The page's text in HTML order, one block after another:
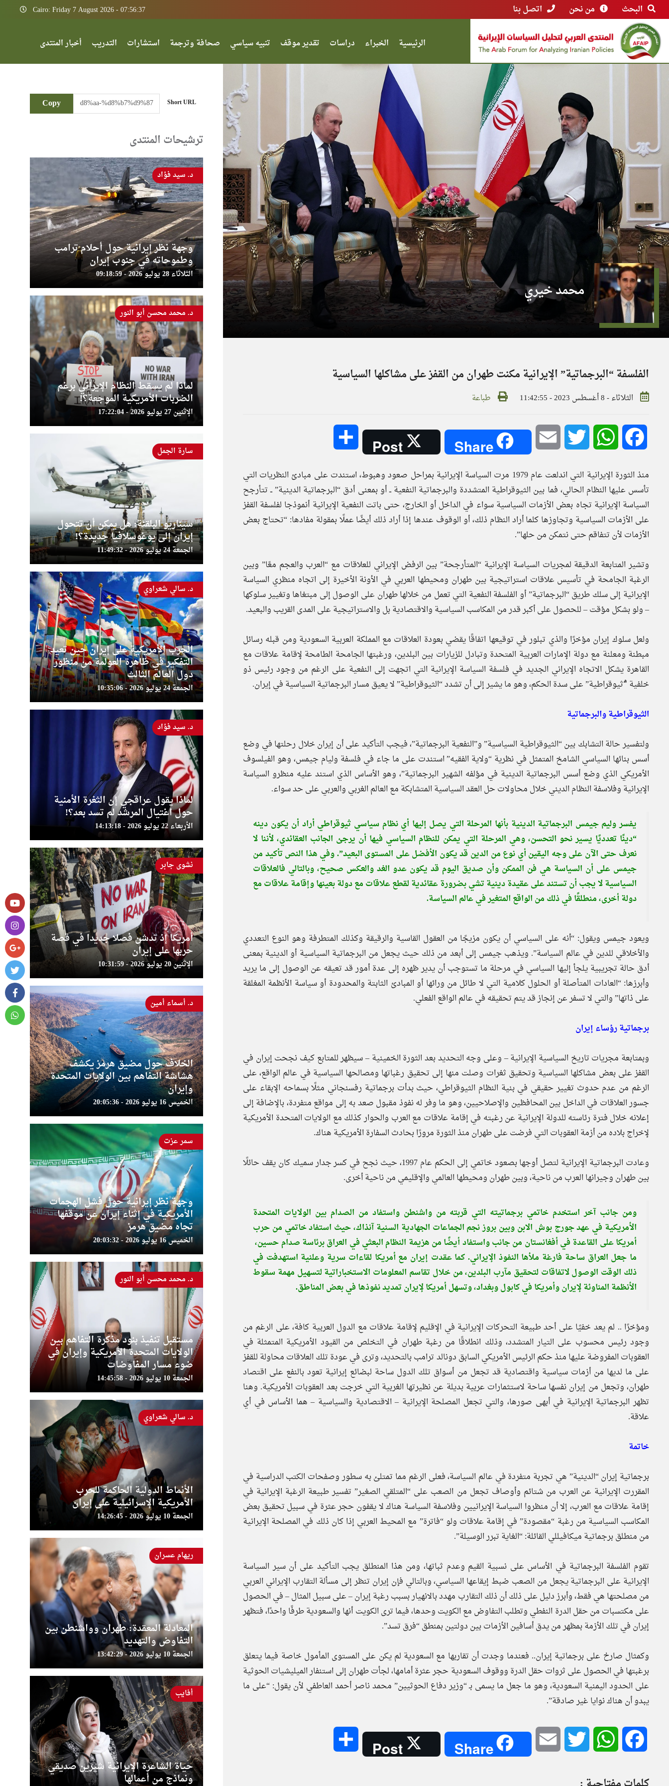
البحث من نحن اتصل بنا Cairo: Friday 7 August 2026 - 07:56:37
الرئيسية الخبراء دراسات تقدير موقف تنبيه سياسي صحافة وترجمة استشارات التدريب أخبار المنتدى
محمد خيري
الفلسفة “البرجماتية” الإيرانية مكنت طهران من القفز على مشاكلها السياسية
الثلاثاء - 8 أغسطس 2023 - 11:42:55 طباعة
Facebook
WhatsApp
Twitter
Email
Share
Post
منذ الثورة الإيرانية التي اندلعت عام 1979 مرت السياسة الإيرانية بمراحل صعود وهبوط، استندت على مبادئ النظريات التي
تأسس عليها النظام الحالي، فما بين الثيوقراطية المتشددة والبرجماتية النفعية ــ أو بمعنى أدق “البرجماتية الدينية” ــ تتأرجح
السياسة الإيرانية تجاه بعض الأزمات السياسية سواء في الداخل أو الخارج، حتى باتت النفعية الإيرانية أنموذجا لفلسفة القفز
على الأزمات السياسية وتجاوزها كلما أراد النظام ذلك، أو الوقوف عندها إذا أراد ذلك أيضًا عملًا بمقولة مفادها: “تحتاج بعض
الأزمات لأن تتفاقم حتى نتمكن من حلها”.
وتشير المتابعة الدقيقة لمجريات السياسة الإيرانية “المتأرجحة” بين الرفض الإيراني للعلاقات مع “العرب والعجم معًا” وبين
الرغبة الجامحة في تأسيس علاقات استراتيجية بين طهران ومحيطها العربي في الأونة الأخيرة إلى اتجاه منظري السياسة
الإيرانية إلى سلك طريق “البرجماتية” أو الفلسفة النفعية التي تعمل من خلالها طهران على الوصول إلى مبتغاها وتغيير سلوكها
– ولو بشكل مؤقت – للحصول على أكبر قدر من المكاسب السياسية والاقتصادية بل والاستراتيجية على المدى القريب والبعيد.
ولعل سلوك إيران مؤخرًا والذي تبلور في توقيعها اتفاقًا يقضي بعودة العلاقات مع المملكة العربية السعودية ومن قبله رسائل
مبطنة ومعلنة مع دولة الإمارات العربية المتحدة وتبادل للزيارات بين البلدين، ورغبتها الجامحة الطامحة لإقامة علاقات مع
القاهرة يشكل الاتجاه الإيراني الجديد في فلسفة السياسة الإيرانية التي اتجهت إلى النفعية على الرغم من وجود رئيس ذو
خلفية “ُثيوقراطية” على سدة الحكم، وهو ما يشير إلى أن تشدد “الثيوقراطية” لا يعيق مسار البرجماتية السياسية في إيران.
الثيوقراطية والبرجماتية
ولتفسير حالة التشابك بين “الثيوقراطية السياسية” و”النفعية البرجماتية”، فيجب التأكيد على أن إيران خلال رحلتها في وضع
أسس بنائها السياسي الشامخ المتمثل في نظرية “ولاية الفقيه” استندت على ما جاء في فلسفة وليام جيمس، وهو الفيلسوف
الأمريكي الذي وضع أسس البرجماتية الدينية في مؤلفه الشهير البرجماتية”، وهو الأساس الذي استند عليه منظرو السياسة
الإيرانية وفلاسفة النظام الديني خلال محاولات حل العقد السياسية المتشابكة مع العالم الغربي والعربي على حد سواء.
يفسر وليم جيمس البرجماتية الدينية بأنها المرحلة التي يصل إليها أي نظام سياسي ثيوقراطي أراد أن يكون دينه
“دينًا تعدديًا يسير نحو التحسن، وهي المرحلة التي يمكن للنظام السياسي فيها أن يرجئ الجانب العقائدي، لأننا لا
نعرف حتى الآن على وجه اليقين أي نوع من الدين قد يكون الأفضل على المستوى البعيد”. وفي هذا النص تأكيد من
جيمس على أن السياسة هي فن الممكن وأن صديق اليوم قد يكون عدو الغد والعكس صحيح، وبالتالي فالعلاقات
السياسية لا يجب أن تستند على عقيدة دينية تشي بضرورة عقائدية لقطع علاقات مع دولة بعينها وإقامة علاقات مع
دولة أخرى، منطلقًا في ذلك من الواقع المتغير في عالم السياسة.
ويعود جيمس ويقول: “أنه على السياسي أن يكون مزيجًا من العقول القاسية والرقيقة وكذلك المتطرفة وهو النوع التعددي
والأخلاقي للدين في عالم السياسة”. ويذهب جيمس إلى أبعد من ذلك حيث يجعل من البرجماتية السياسية أو الدينية بمعنى
أدق حالة تجريبية يلجأ إليها السياسي في مرحلة ما تستوجب أن يدير ظهره إلى عدة أمور قد تعيقه عن الوصول إلى ما يريد
وأبرزها: “العادات المتأصلة أو الحلول كلامية التي لا طائل من ورائها أو المبادئ الثابتة والمحدودة أو سياسة الأنظمة المغلقة
على ذاتها” والتي لا تسفر عن إنجاز قد يتم تحقيقه في عالم الواقع الفعلي.
برجماتية رؤساء إيران
وبمتابعة مجريات تاريخ السياسية الإيرانية – وعلى وجه التحديد بعد الثورة الخمينية – سيظهر للمتابع كيف نجحت إيران في
القفز على بعض مشاكلها السياسية وتحقيق ثغرات وصلت منها إلى تحقيق رغباتها ومصالحها السياسية في عالم الواقع، على
الرغم من عدم حدوث تغيير حقيقي في بنية النظام الثيوقراطي، حيث بدأت برجماتية رفسنجاني مثلًا بسماحه الإبقاء على
جسور العلاقات في الداخل بين المحافظين والإصلاحيين، وهو ما وفر له نفوذ مقبول صعد به إلى مواقع متفردة، بالإضافة إلى
إعلانه خلال فترة رئاسته للدولة الإيرانية عن رغبته في إقامة علاقات مع العرب والحوار كذلك مع الولايات المتحدة الأمريكية
لإخراج بلاده من أزمة العقوبات التي فرضت على طهران منذ الثورة مرورًا بحادث السفارة الأمريكية هناك.
وعادت البرجماتية الإيرانية لتصل أوجها بصعود خاتمي إلى الحكم عام 1997، حيث نجح في كسر جدار سميك كان يقف حائلًا
بين طهران وجيرانها العرب من ناحية، وبين طهران ومحيطها العالمي والإقليمي من ناحية أخرى.
ومن جانب آخر استخدم خاتمي برجماتيته التي قربته من واشنطن واستفاد من الصدام بين الولايات المتحدة
الأمريكية في عهد جورج بوش الابن وبين بروز نجم الجماعات الجهادية السنية آنذاك، حيث استفاد خاتمي من حرب
أمريكا على القاعدة في أفغانستان من جانب واستفاد أيضًا من هزيمة النظام البعثي في العراق برئاسة صدام حسين،
ما جعل العراق ساحة فارغة ملأها النفوذ الإيراني. كما عقدت إيران مع أمريكا لقاءات سرية وعلنية استهدفت في
ذلك الوقت الوصول لاتفاقات لتحقيق مآرب البلدين، من خلال تقاسم المعلومات الاستخباراتية لتسهيل مهمة سقوط
الأنظمة المناوئة لإيران وأمريكا في كابول وبغداد، وتسهل أمريكا لإيران تمديد نفوذها في بعض المناطق.
ومؤخرًا .. لم يعد خفيًا على أحد طبيعة التحركات الإيرانية في الإقليم لإقامة علاقات مع الدول العربية كافة، على الرغم من
وجود رئيس محسوب على التيار المتشدد، وذلك انطلاقًا من رغبة طهران في التخلص من القيود الأمريكية المتمثلة في
العقوبات المفروضة عليها منذ حكم الرئيس الأمريكي السابق دونالد ترامب بالتحديد، وترى في عودة تلك العلاقات محاولة للقفز
على ما لديها من أزمات سياسية واقتصادية قد تجعل من أسواق تلك الدول ساحة لبضائع إيرانية تعود بالنفع على اقتصاد
طهران، وتجعل من إيران نفسها ساحة لاستثمارات عربية بديلة عن نظيرتها الغربية التي خرجت بعد العقوبات الأمريكية. وهنا
تظهر البرجماتية الإيرانية في أبهى صورها، والتي تجعل المصلحة الإيرانية – الاقتصادية والسياسية – هما الأساس في أي
علاقة.
خاتمة
برجماتية إيران “الدينية” هي تجربة متفردة في عالم السياسة، فعلى الرغم مما تمتلئ به سطور وصفحات الكتب الدراسية في
المقررت الإيرانية عن العرب من شتائم وأوصاف تجعل من الصعب على “المتلقي الصغير” تفسير طبيعة الرغبة الإيرانية في
إقامة علاقات مع العرب، إلا أن منظروا السياسة الإيرانيين وفلاسفة السياسة هناك لا يقفون حجر عثرة في سبيل تحقيق بعض
المكاسب السياسية من رغبة “مقصودة” في إقامة علاقات ولو “فاترة” مع المحيط العربي إذا كان ذلك في المصلحة الإيرانية
من منطلق برجماتية ميكافيللي القائلة: “الغاية تبرر الوسيلة”.
تقوم الفلسفة البرجماتية في الأساس على نسبية القيم وعدم ثباتها، ومن هذا المنطلق يجب التأكيد على أن سير السياسة
الإيرانية على البرجماتية يجعل من الصعب ضبط إيقاعها السياسي، وبالتالي فإن إيران تنظر إلى مسألة التقارب الإيراني العربي
من مصلحتها هي فقط، وأبرز دليل على ذلك أن ذلك التقارب مهدد بالانهيار بسبب رغبة إيران – على سبيل المثال – في الحصول
على مكتسبات من حقل الدرة النفطي وتطلب التفاوض مع الكويت وحدها، فيما ترى الكويت أنها والسعودية طرفًا واحدًا، فتظهر
إيران في تلك الأزمة بمظهر من يدق أسافين الأزمات بين دولتين بمنطق “فرق تسد”.
وكمثال صارخ على برجماتية إيران.. فعندما وجدت أن تقاربها مع السعودية لم يكن على المستوى المأمول خاصة فيما يتعلق
برغبتها في الحصول على ثروات حقل الدرة ووقوف السعودية حجر عثرة أمامها، لجأت طهران إلى استنفار الميليشيات الحوثية
على الحدود اليمنية السعودية، وهو ما جعل ما يسمى بـ “وزير دفاع الحوثيين” محمد ناصر أحمد العاطفي لأن يقول: “على ما
يبدو أن هناك نوايا غير صادقة”.
Facebook
WhatsApp
Twitter
Email
Share
Post
Short URL
Copy
ترشيحات المنتدى
وجهة نظر إيرانية حول أحلام ترامب
وطموحاته في جنوب إيران
الثلاثاء 28 يوليو 2026 - 09:18:59
د. سيد فؤاد
لماذا لم يسقط النظام الإيراني برغم
الضربات الأمريكية الموجعة؟!
الإثنين 27 يوليو 2026 - 17:22:04
د. محمد محسن أبو النور
سيناريو البلقنة: هل يمكن أن تتحول
إيران إلى يوغوسلافيا جديدة؟!
الجمعة 24 يوليو 2026 - 11:49:32
سارة الجمل
الحرب الأمريكية على إيران حين تعيد
التفكير في ظاهرة العولمة من منظور
دول العالم الثالث
الجمعة 24 يوليو 2026 - 10:35:06
د. سالي شعراوي
لماذا يقول عراقجي إن الثغرة الأمنية
حول اغتيال المرشد لم تسد بعد؟!
الأربعاء 22 يوليو 2026 - 14:13:18
د. سيد فؤاد
أمريكا إذ تدشن فصلا جديدا في قصة
حربها على إيران
الإثنين 20 يوليو 2026 - 10:31:59
نشوى جابر
الخلاف حول مضيق هرمز يكشف
هشاشة التفاهم بين الولايات المتحدة
وإيران
الخميس 16 يوليو 2026 - 20:05:36
د. أسماء أمين
وجهة نظر إيرانية حول فشل الهجمات
الأمريكية في إثناء إيران عن موقفها
تجاه مضيق هرمز
الخميس 16 يوليو 2026 - 20:03:32
سمر عزت
مستقبل تنفيذ بنود مذكرة التفاهم بين
الولايات المتحدة الأمريكية وإيران في
ضوء مسار المفاوضات
الجمعة 10 يوليو 2026 - 14:45:58
د. محمد محسن أبو النور
الأنماط الدولية الحاكمة للحرب
الأمريكية الإسرائيلية على إيران
الجمعة 10 يوليو 2026 - 14:26:45
د. سالي شعراوي
المعادلة المعقدة: طهران وواشنطن بين
التفاوض والتهديد
الجمعة 10 يوليو 2026 - 13:42:29
ريهام عسران
حياة الشاعرة الإيرانية شيرين صديقي
ونماذج من أعمالها
أفايب